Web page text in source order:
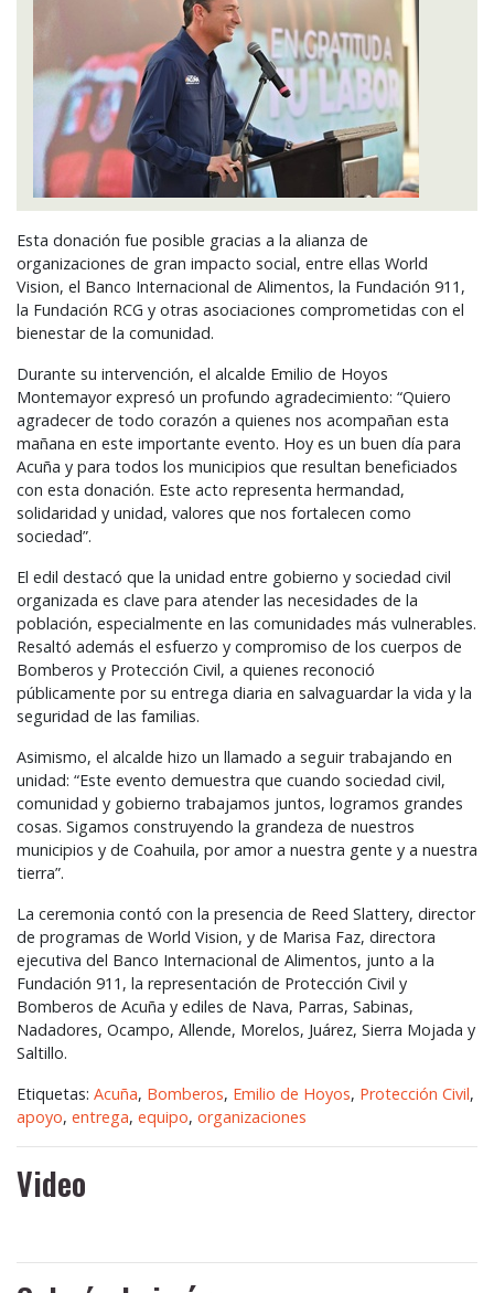
Esta donación fue posible gracias a la alianza de
organizaciones de gran impacto social, entre ellas World
Vision, el Banco Internacional de Alimentos, la Fundación 911,
la Fundación RCG y otras asociaciones comprometidas con el
bienestar de la comunidad.
Durante su intervención, el alcalde Emilio de Hoyos
Montemayor expresó un profundo agradecimiento: “Quiero
agradecer de todo corazón a quienes nos acompañan esta
mañana en este importante evento. Hoy es un buen día para
Acuña y para todos los municipios que resultan beneficiados
con esta donación. Este acto representa hermandad,
solidaridad y unidad, valores que nos fortalecen como
sociedad”.
El edil destacó que la unidad entre gobierno y sociedad civil
organizada es clave para atender las necesidades de la
población, especialmente en las comunidades más vulnerables.
Resaltó además el esfuerzo y compromiso de los cuerpos de
Bomberos y Protección Civil, a quienes reconoció
públicamente por su entrega diaria en salvaguardar la vida y la
seguridad de las familias.
Asimismo, el alcalde hizo un llamado a seguir trabajando en
unidad: “Este evento demuestra que cuando sociedad civil,
comunidad y gobierno trabajamos juntos, logramos grandes
cosas. Sigamos construyendo la grandeza de nuestros
municipios y de Coahuila, por amor a nuestra gente y a nuestra
tierra”.
La ceremonia contó con la presencia de Reed Slattery, director
de programas de World Vision, y de Marisa Faz, directora
ejecutiva del Banco Internacional de Alimentos, junto a la
Fundación 911, la representación de Protección Civil y
Bomberos de Acuña y ediles de Nava, Parras, Sabinas,
Nadadores, Ocampo, Allende, Morelos, Juárez, Sierra Mojada y
Saltillo.
Etiquetas: Acuña, Bomberos, Emilio de Hoyos, Protección Civil,
apoyo, entrega, equipo, organizaciones
Video